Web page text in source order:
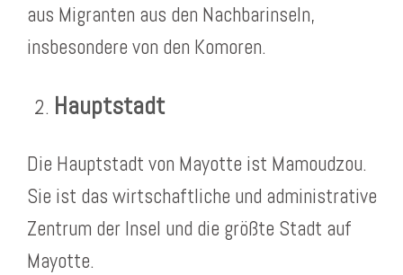
aus Migranten aus den Nachbarinseln,
insbesondere von den Komoren.
Hauptstadt
Die Hauptstadt von Mayotte ist Mamoudzou.
Sie ist das wirtschaftliche und administrative
Zentrum der Insel und die größte Stadt auf
Mayotte.